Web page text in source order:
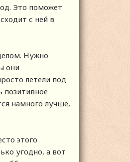
Это поможет
с ней в
Нужно
они
летели под
позитивное
намного лучше,
этого
угодно, а вот